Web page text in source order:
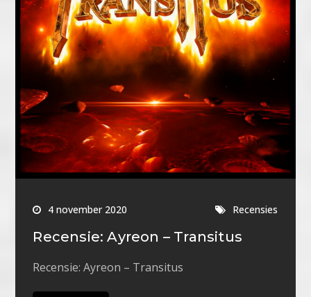
4 november 2020 Recensies
Recensie: Ayreon – Transitus
Recensie: Ayreon – Transitus